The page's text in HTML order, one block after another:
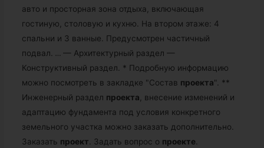
авто и просторная зона отдыха, включающая
гостиную, столовую и кухню. На втором этаже: 4
спальни и 3 ванные. Предусмотрен частичный
подвал. … — Архитектурный раздел —
Конструктивный раздел. * Подробную информацию
можно посмотреть в закладке "Состав проекта". **
Инженерный раздел проекта, внесение изменений и
адаптацию фундамента под условия конкретного
земельного участка можно заказать дополнительно.
Заказать проект. Задать вопрос о проекте.